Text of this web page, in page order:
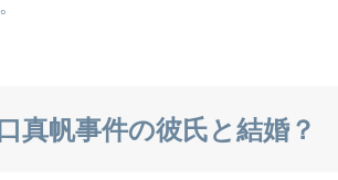
真帆事件の彼氏と結婚？